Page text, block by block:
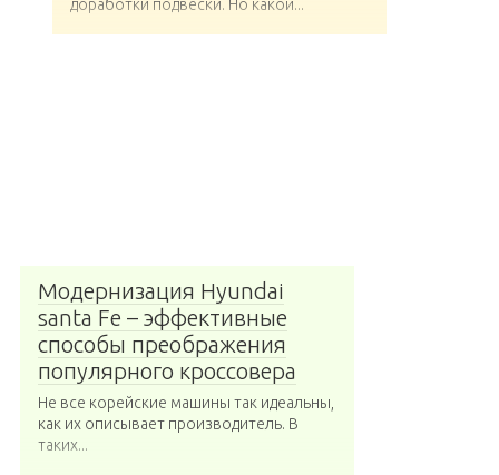
доработки подвески. Но какой...
Модернизация Hyundai
santa Fe – эффективные
способы преображения
популярного кроссовера
Не все корейские машины так идеальны,
как их описывает производитель. В
таких...